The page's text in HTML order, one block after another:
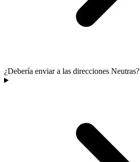
¿Debería enviar a las direcciones Neutras?